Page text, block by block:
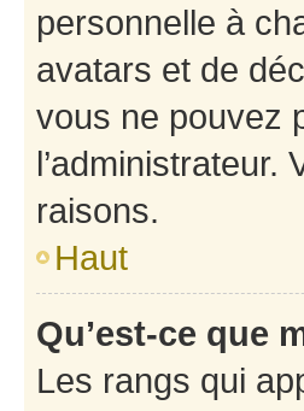
personnelle à
avatars et de
vous ne pouvez
raisons.
Haut
Qu’est-ce que
Les rangs qui